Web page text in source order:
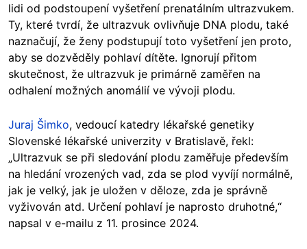
lidi od podstoupení vyšetření prenatálním ultrazvukem.
Ty, které tvrdí, že ultrazvuk ovlivňuje DNA plodu, také
naznačují, že ženy podstupují toto vyšetření jen proto,
aby se dozvěděly pohlaví dítěte. Ignorují přitom
skutečnost, že ultrazvuk je primárně zaměřen na
odhalení možných anomálií ve vývoji plodu.
Juraj Šimko, vedoucí katedry lékařské genetiky
Slovenské lékařské univerzity v Bratislavě, řekl:
„Ultrazvuk se při sledování plodu zaměřuje především
na hledání vrozených vad, zda se plod vyvíjí normálně,
jak je velký, jak je uložen v děloze, zda je správně
vyživován atd. Určení pohlaví je naprosto druhotné,“
napsal v e-mailu z 11. prosince 2024.